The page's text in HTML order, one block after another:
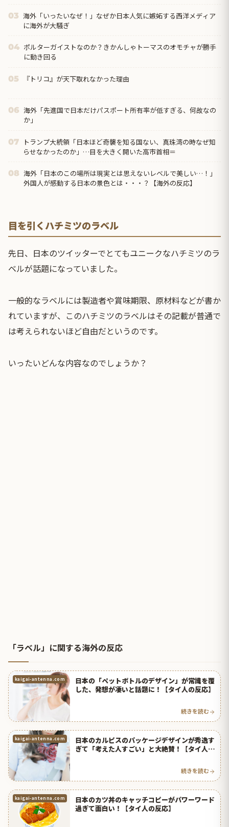
03 海外「いったいなぜ！」なぜか日本人気に嫉妬する西洋メディア
に海外が大騒ぎ
04 ポルターガイストなのか？きかんしゃトーマスのオモチャが勝手
に動き回る
05 『トリコ』が天下取れなかった理由
06 海外「先進国で日本だけパスポート所有率が低すぎる、何故なの
か」
07
トランプ大統領「日本ほど奇襲を知る国ない、真珠湾の時なぜ知
らせなかったのか」…目を大きく開いた高市首相＝
08 海外「日本のこの場所は現実とは思えないレベルで美しい…！」
外国人が感動する日本の景色とは・・・？【海外の反応】
目を引くハチミツのラベル
先日、日本のツイッターでとてもユニークなハチミツのラ
ベルが話題になっていました。
一般的なラベルには製造者や賞味期限、原材料などが書か
れていますが、このハチミツのラベルはその記載が普通で
は考えられないほど自由だというのです。
いったいどんな内容なのでしょうか？
「ラベル」に関する海外の反応
kaigai-antenna.com
日本の「ペットボトルのデザイン」が常識を覆
した、発想が凄いと話題に！【タイ人の反応】
続きを読む
kaigai-antenna.com
日本のカルピスのパッケージデザインが秀逸す
ぎて「考えた人すごい」と大絶賛！【タイ人の
続きを読む
kaigai-antenna.com
日本のカツ丼のキャッチコピーがパワーワード
過ぎて面白い！【タイ人の反応】